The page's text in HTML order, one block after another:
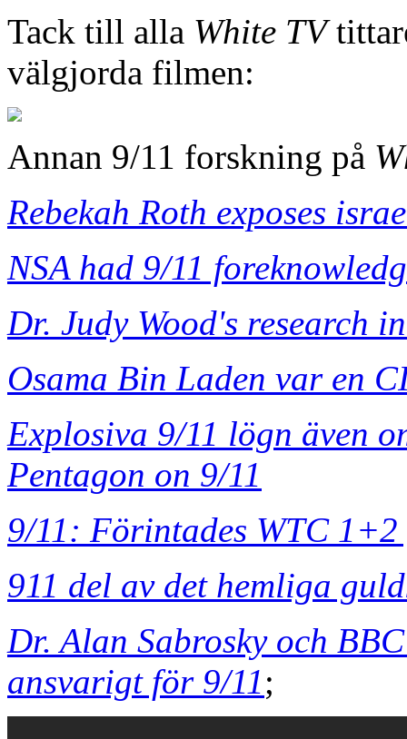
Tack till alla White TV
välgjorda filmen:
Annan 9/11 forskning på
Rebekah Roth exposes
NSA had 9/11
Dr. Judy Wood's research
Osama Bin Laden var en
Explosiva 9/11 lögn även
Pentagon on 9/11
9/11: Förintades WTC
911 del av det hemliga
Dr. Alan Sabrosky och
ansvarigt för 9/11;